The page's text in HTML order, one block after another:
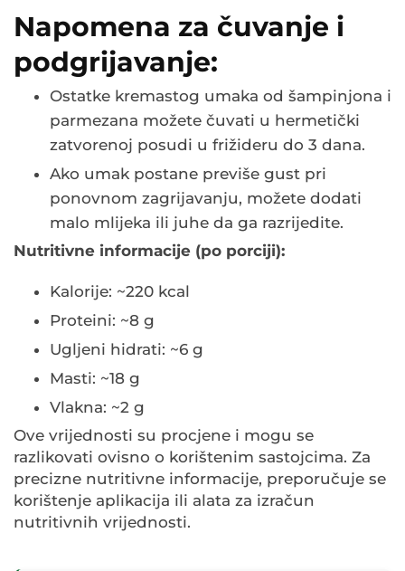
Napomena za čuvanje i
podgrijavanje:
Ostatke kremastog umaka od šampinjona i
parmezana možete čuvati u hermetički
zatvorenoj posudi u frižideru do 3 dana.
Ako umak postane previše gust pri
ponovnom zagrijavanju, možete dodati
malo mlijeka ili juhe da ga razrijedite.
Nutritivne informacije (po porciji):
Kalorije: ~220 kcal
Proteini: ~8 g
Ugljeni hidrati: ~6 g
Masti: ~18 g
Vlakna: ~2 g
Ove vrijednosti su procjene i mogu se
razlikovati ovisno o korištenim sastojcima. Za
precizne nutritivne informacije, preporučuje se
korištenje aplikacija ili alata za izračun
nutritivnih vrijednosti.